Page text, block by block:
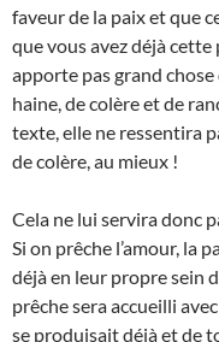
faveur de la paix et que
que vous avez déjà cette
apporte pas grand
haine, de colère et de
texte, elle ne ressentira
de colère, au mieux !
Cela ne lui servira donc
Si on prêche l’amour, la
déjà en leur propre sein
prêche sera accueilli
se produisait déjà et de